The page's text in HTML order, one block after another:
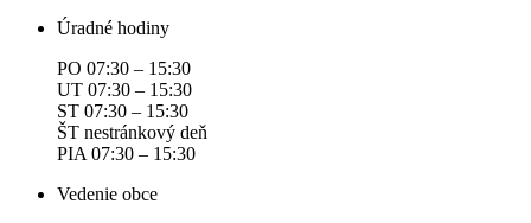
Úradné hodiny
PO 07:30 – 15:30
UT 07:30 – 15:30
ST 07:30 – 15:30
ŠT nestránkový deň
PIA 07:30 – 15:30
Vedenie obce